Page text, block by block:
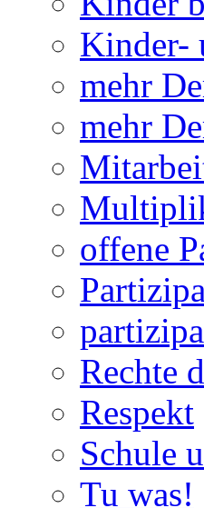
Kinder-
mehr
mehr
offene
Rechte
Respekt
Schule
Tu was!